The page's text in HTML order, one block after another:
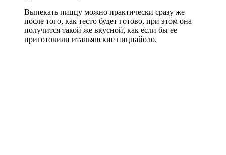
Выпекать пиццу можно практически сразу же
после того, как тесто будет готово, при этом она
получится такой же вкусной, как если бы ее
приготовили итальянские пиццайоло.